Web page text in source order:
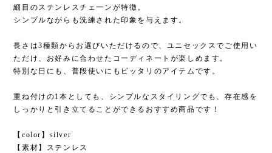
細目のステンレスチェーンが特徴。
シンプルながらも洗練された印象を与えます。
長さは3種類からお選びいただけるので、ユニセックスでご使用い
ただけ、お好みに合わせたコーディネートが楽しめます。
特別な日にも、普段使いにもピッタリのアイテムです。
重ね付けの1本としても、シンプルなスタイリングでも、存在感を
しっかりと引き立てることができるおすすめ商品です！
【color】silver
【素材】ステンレス